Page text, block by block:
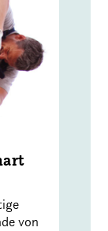
von